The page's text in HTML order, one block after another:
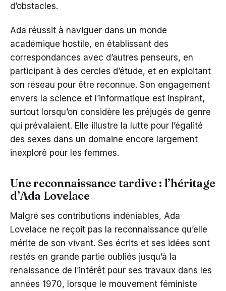
d’obstacles.
Ada réussit à naviguer dans un monde
académique hostile, en établissant des
correspondances avec d’autres penseurs, en
participant à des cercles d’étude, et en exploitant
son réseau pour être reconnue. Son engagement
envers la science et l’informatique est inspirant,
surtout lorsqu’on considère les préjugés de genre
qui prévalaient. Elle illustre la lutte pour l’égalité
des sexes dans un domaine encore largement
inexploré pour les femmes.
Une reconnaissance tardive : l’héritage
d’Ada Lovelace
Malgré ses contributions indéniables, Ada
Lovelace ne reçoit pas la reconnaissance qu’elle
mérite de son vivant. Ses écrits et ses idées sont
restés en grande partie oubliés jusqu’à la
renaissance de l’intérêt pour ses travaux dans les
années 1970, lorsque le mouvement féministe